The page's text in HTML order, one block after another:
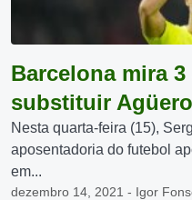
Barcelona mira
substituir
Nesta quarta-feira (15),
aposentadoria do futebol
em...
dezembro 14, 2021 - Igor